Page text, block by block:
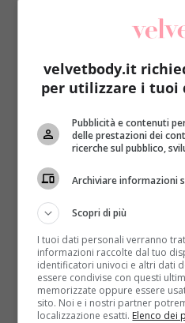
“Chi non gioca è
l’importanza del gioco
NOVOMATIC, azienda
e la casa editrice TORO
lo scorso 22 settembre...
Read More
velvetbody.it
per utilizzare i tuoi
Pubblicità e contenuti
delle prestazioni dei
ricerche sul pubblico,
Archiviare informazioni
Scopri di più
I tuoi dati personali verranno
informazioni raccolte dal tuo
identificatori univoci e altri dati
essere condivise con questi
memorizzate oppure essere
sito. Noi e i nostri partner
localizzazione esatti. Elenco dei